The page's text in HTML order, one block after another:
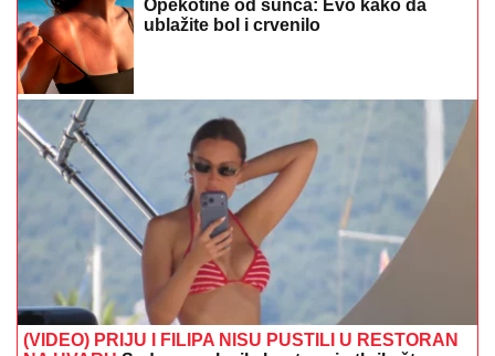
Ebola ne jenjava: Broj zaraženih u
Stižu vam gosti, a nemate ideju šta
poslužiti? Napravite ove ukusne
zalogajčiće koji nestaju za tren